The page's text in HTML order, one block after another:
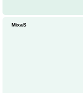
MixaS